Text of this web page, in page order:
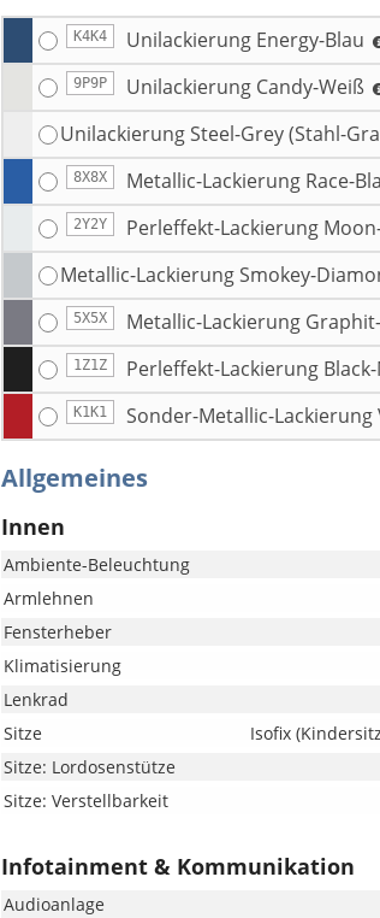
K4K4 Unilackierung Energy-Blau
9P9P Unilackierung Candy-Weiß
Unilackierung Steel-Grey (Stahl-
8X8X Metallic-Lackierung Race-
2Y2Y Perleffekt-Lackierung
Metallic-Lackierung Smokey-
5X5X Metallic-Lackierung
1Z1Z Perleffekt-Lackierung
K1K1 Sonder-Metallic-Lackierung
Allgemeines
Innen
Ambiente-Beleuchtung
Armlehnen
Fensterheber
Klimatisierung
Lenkrad
Sitze
Isofix
Sitze: Lordosenstütze
Sitze: Verstellbarkeit
Infotainment & Kommunikation
Audioanlage